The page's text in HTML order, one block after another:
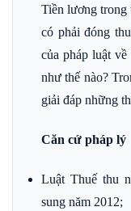
Tiền lương trong
có phải đóng
của pháp luật về
như thế nào?
giải đáp những
Căn cứ pháp lý
Luật Thuế thu
sung năm 2012;